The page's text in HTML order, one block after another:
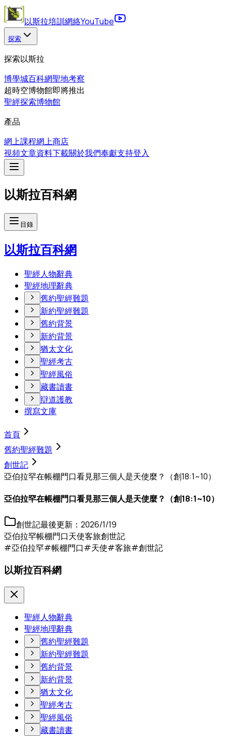
以斯拉培訓網絡YouTube
探索
探索以斯拉
博學城百科網聖地考察
超時空博物館即將推出
聖經探索博物館
產品
網上課程網上商店
視頻文章資料下載關於我們奉獻支持登入
以斯拉百科網
目錄
以斯拉百科網
聖經人物辭典
聖經地理辭典
舊約聖經難題
新約聖經難題
舊約背景
新約背景
猶太文化
聖經考古
聖經風俗
藏書讀書
辯道護教
撰寫文庫
首頁
舊約聖經難題
創世記
亞伯拉罕在帳棚門口看見那三個人是天使麼？（創18:1~10）
亞伯拉罕在帳棚門口看見那三個人是天使麼？（創18:1~10）
創世記最後更新： 2026/1/19
亞伯拉罕帳棚門口天使客旅創世記
#亞伯拉罕#帳棚門口#天使#客旅#創世記
以斯拉百科網
聖經人物辭典
聖經地理辭典
舊約聖經難題
新約聖經難題
舊約背景
新約背景
猶太文化
聖經考古
聖經風俗
藏書讀書